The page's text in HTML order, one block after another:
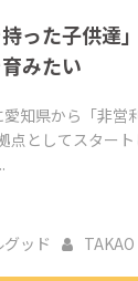
持った子供
みたい
知県から「非営
点としてスター
ッド